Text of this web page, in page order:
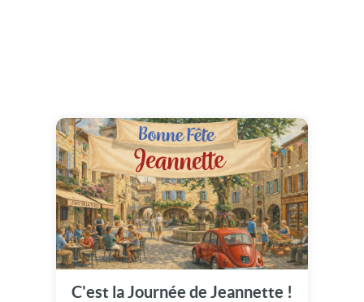
C'est la Journée de Jeannette !